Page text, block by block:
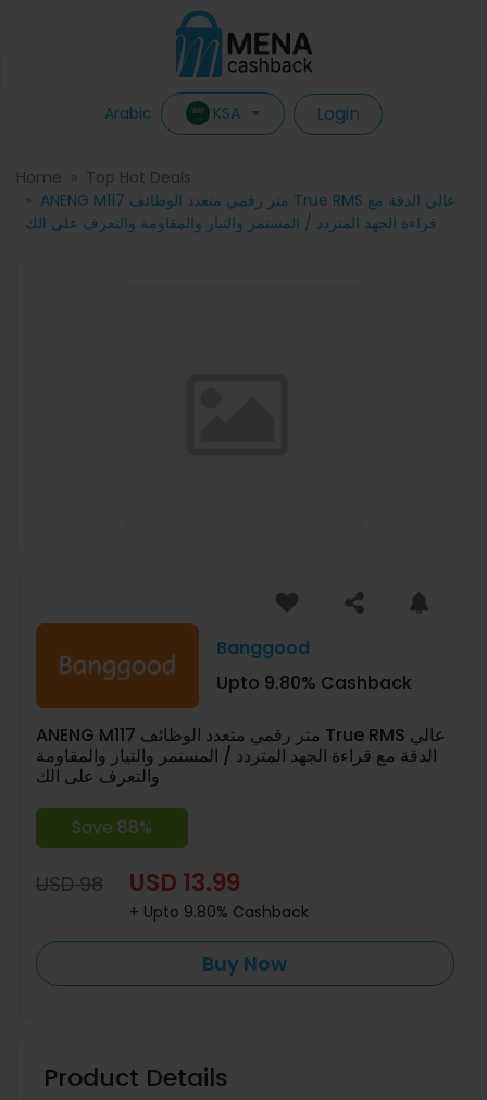
Arabic KSA Login
Home
Top Hot Deals
ANENG M117 متر رقمي متعدد الوظائف True RMS عالي الدقة مع
قراءة الجهد المتردد / المستمر والتيار والمقاومة والتعرف على الك
Banggood
Upto 9.80% Cashback
ANENG M117 متر رقمي متعدد الوظائف True RMS عالي
الدقة مع قراءة الجهد المتردد / المستمر والتيار والمقاومة
والتعرف على الك
Save 88%
USD 98 USD 13.99
+ Upto 9.80% Cashback
Buy Now
Product Details